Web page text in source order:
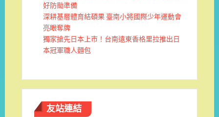
好防颱準備
深耕基層體育結碩果 臺南小將國際少年運動會
亮眼奪牌
獨家搶先日本上市！台南遠東香格里拉推出日
本冠軍職人麵包
友站連結